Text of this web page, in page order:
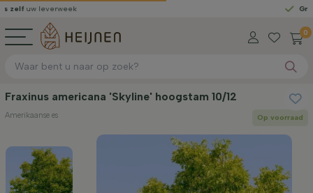
Gratis
0
Fraxinus americana 'Skyline' hoogstam 10/12
Amerikaanse es Op voorraad